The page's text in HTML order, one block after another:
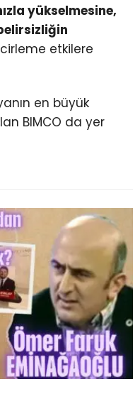
yükselmesine,
etkilere
en büyük
BIMCO da yer